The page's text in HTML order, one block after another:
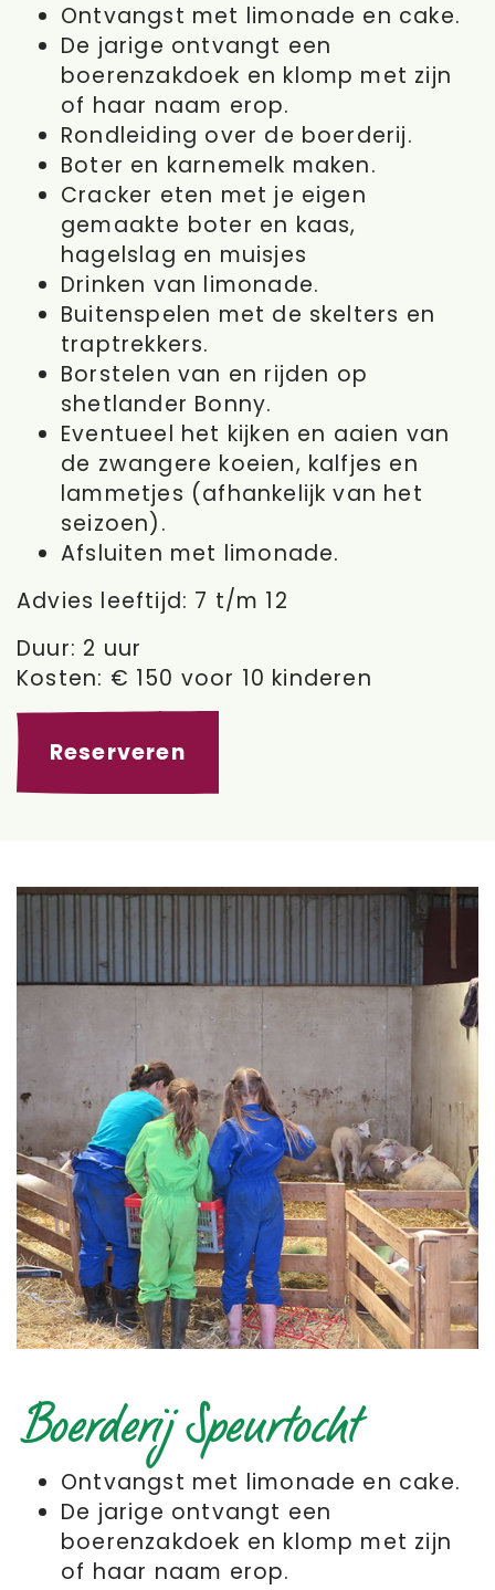
Ontvangst met limonade en cake.
De jarige ontvangt een
boerenzakdoek en klomp met zijn
of haar naam erop.
Rondleiding over de boerderij.
Boter en karnemelk maken.
Cracker eten met je eigen
gemaakte boter en kaas,
hagelslag en muisjes
Drinken van limonade.
Buitenspelen met de skelters en
traptrekkers.
Borstelen van en rijden op
shetlander Bonny.
Eventueel het kijken en aaien van
de zwangere koeien, kalfjes en
lammetjes (afhankelijk van het
seizoen).
Afsluiten met limonade.
Advies leeftijd: 7 t/m 12
Duur: 2 uur
Kosten: € 150 voor 10 kinderen
Reserveren
Boerderij Speurtocht
Ontvangst met limonade en cake.
De jarige ontvangt een
boerenzakdoek en klomp met zijn
of haar naam erop.